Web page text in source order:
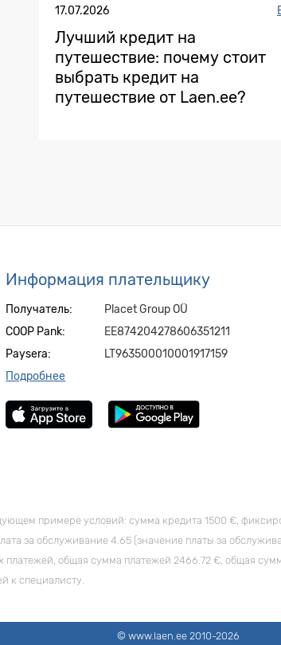
17.07.2026
Лучший кредит на
путешествие: почему стоит
выбрать кредит на
путешествие от Laen.ee?
Информация плательщику
Получатель:
Placet Group OÜ
COOP Pank:
EE874204278606351211
Paysera:
LT963500010001917159
Подробнее
примере условий: сумма кредита 1500 €,
за обслуживание 4.65 (значение платы за
общая сумма платежей 2466.72 €, общая
к специалисту.
© www.laen.ee 2010-2026